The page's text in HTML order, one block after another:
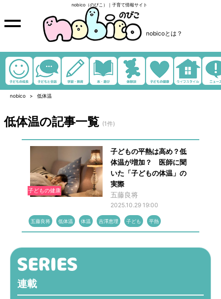
nobico（のびこ）｜子育て情報サイト
nobicoとは？
nobico 低体温
低体温の記事一覧 (1件)
子どもの健康
子どもの平熱は高め？低
体温が増加？ 医師に聞
いた「子どもの体温」の
実際
五藤良将
2025.10.29 19:00
五藤良将 低体温 体温 吉澤恵理 子ども 平熱
連載